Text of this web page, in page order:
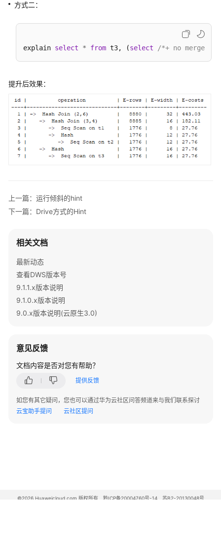
建
创
管
据
库
Teradata
和
MySQL
法
兼
差
DWS
据
库
方式二：
explain select * from t3, (select /*+ no merge */
提升后效果：
上一篇：运行倾斜的hint
下一篇：Drive方式的Hint
相关文档
最新动态
查看DWS版本号
9.1.1.x版本说明
9.1.0.x版本说明
9.0.x版本说明(云原生3.0)
意见反馈
文档内容是否对您有帮助？
提供反馈
如您有其它疑问，您也可以通过华为云社区问答频道来与我们联系探讨
云宝助手提问
云社区提问
©2026 Huaweicloud.com 版权所有 黔ICP备20004760号-14
苏B2-20130048号